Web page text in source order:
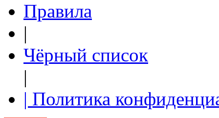
Правила
|
Чёрный список
|
| Политика